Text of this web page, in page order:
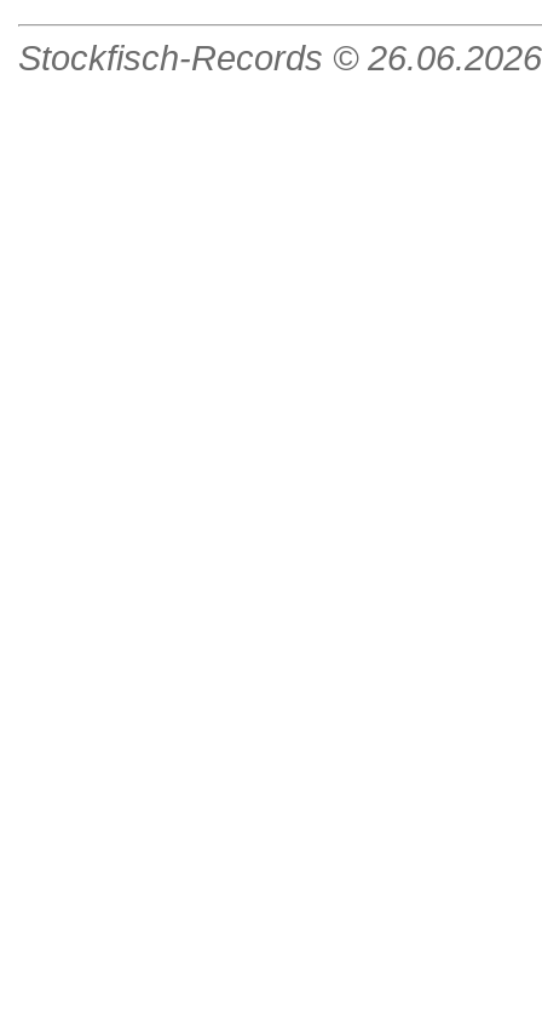
Stockfisch-Records © 26.06.2026